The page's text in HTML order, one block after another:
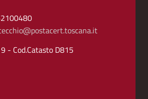
- Cod.Catasto D815